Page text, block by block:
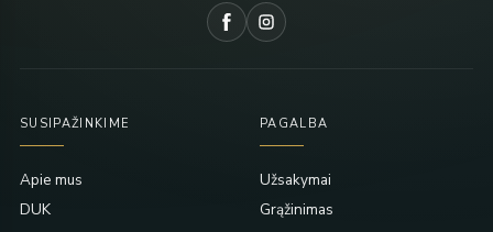
SUSIPAŽINKIME
Apie mus
DUK
PAGALBA
Užsakymai
Grąžinimas